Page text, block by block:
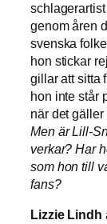
genom åren
svenska
hon stickar
gillar att sitta
hon inte står
när det
Men är Lill-
verkar? Har
som hon till
fans?
Lizzie Lindh